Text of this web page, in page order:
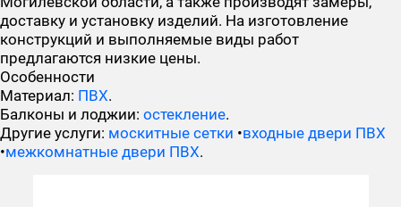
доставку и установку изделий. На изготовление
конструкций и выполняемые виды работ
предлагаются низкие цены.
Особенности
Материал: ПВХ.
Балконы и лоджии: остекление.
Другие услуги: москитные сетки •входные двери ПВХ
•межкомнатные двери ПВХ.